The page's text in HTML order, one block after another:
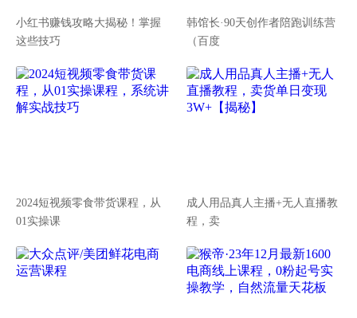
小红书赚钱攻略大揭秘！掌握
这些技巧
韩馆长·90天创作者陪跑训练营
（百度
2024短视频零食带货课程，从
01实操课
成人用品真人主播+无人直播教
程，卖